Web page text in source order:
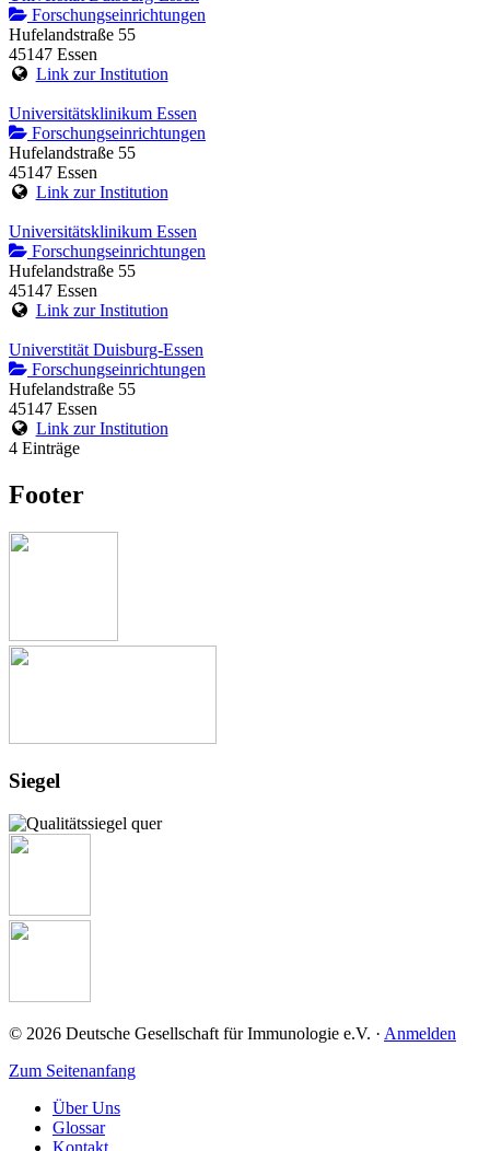
Forschungseinrichtungen
Hufelandstraße 55
45147 Essen
Link zur Institution
Universitätsklinikum Essen
Forschungseinrichtungen
Hufelandstraße 55
45147 Essen
Link zur Institution
Universitätsklinikum Essen
Forschungseinrichtungen
Hufelandstraße 55
45147 Essen
Link zur Institution
Universtität Duisburg-Essen
Forschungseinrichtungen
Hufelandstraße 55
45147 Essen
Link zur Institution
4 Einträge
Footer
Siegel
© 2026 Deutsche Gesellschaft für Immunologie e.V. · Anmelden
Zum Seitenanfang
Über Uns
Glossar
Kontakt